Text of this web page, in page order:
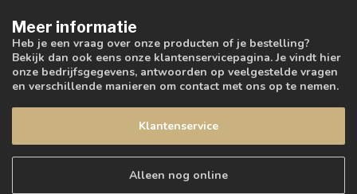
Meer informatie
Heb je een vraag over onze producten of je bestelling?
Bekijk dan ook eens onze klantenservicepagina. Je vindt hier
onze bedrijfsgegevens, antwoorden op veelgestelde vragen
en verschillende manieren om contact met ons op te nemen.
Klantenservice
Alleen nog online